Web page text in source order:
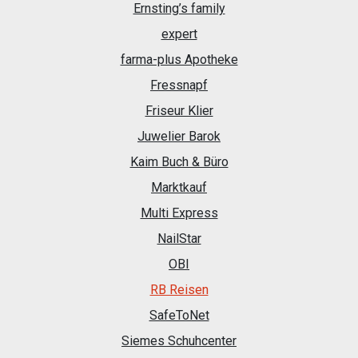
Ernsting’s family
expert
farma-plus Apotheke
Fressnapf
Friseur Klier
Juwelier Barok
Kaim Buch & Büro
Marktkauf
Multi Express
NailStar
OBI
RB Reisen
SafeToNet
Siemes Schuhcenter